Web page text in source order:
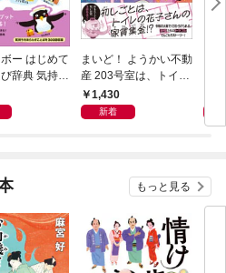
ー はじめて
辞典 気持ち
まいど！ ようかい不動
産 203号室は、トイレ
の花子さんの部屋？
1,430
新着
もっと見る